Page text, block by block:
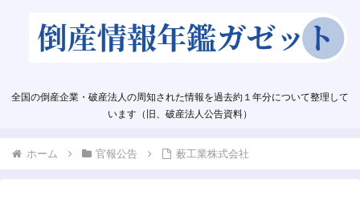
全国の倒産企業・破産法人の周知された情報を過去約１年分について整理して
います（旧、破産法人公告資料）
ホーム 官報公告 薮工業株式会社